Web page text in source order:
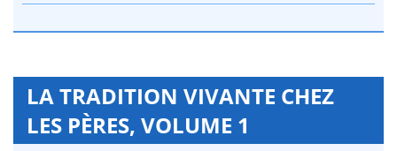
LA TRADITION VIVANTE CHEZ
LES PÈRES, VOLUME 1